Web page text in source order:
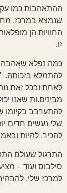
ההתאהבות כמו
שנמצא במרכז,
החוויות הן
זו.
כמה נפלא שאהבה
להתמלא בזכותה.
לאחת ובכל זאת
מבינים.ות שאנו
להתערבב בקיומו
שלי נעשים חדים
להכיר, להיות
התרגול שעולם
סילבוס ועוד –
למרכז שלי,